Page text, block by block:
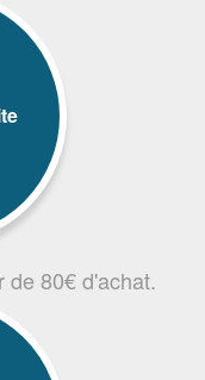
de 80€ d'achat.